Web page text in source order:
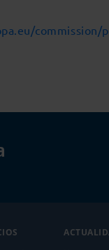
commission/